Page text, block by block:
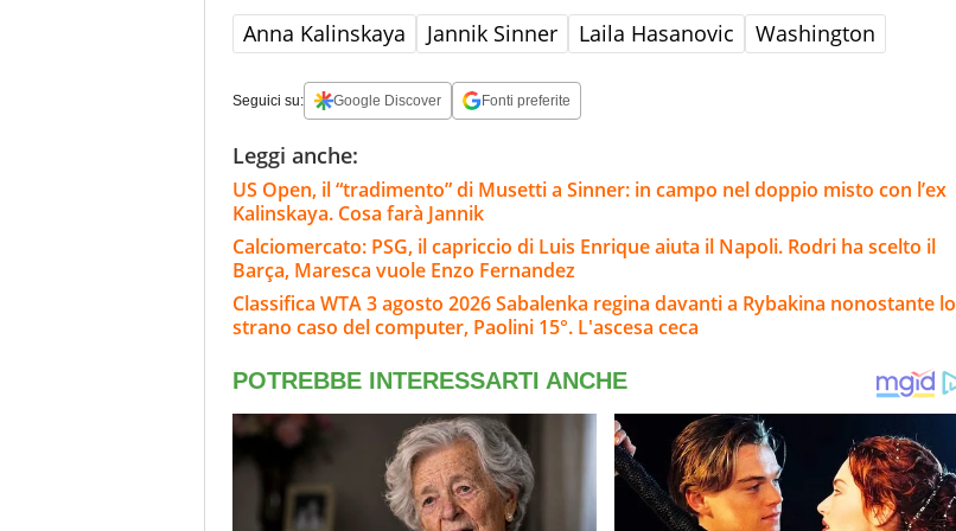
Anna Kalinskaya Jannik Sinner Laila Hasanovic Washington
Seguici su: Google Discover Fonti preferite
Leggi anche:
US Open, il “tradimento” di Musetti a Sinner: in campo nel doppio misto con l’ex
Kalinskaya. Cosa farà Jannik
Calciomercato: PSG, il capriccio di Luis Enrique aiuta il Napoli. Rodri ha scelto il
Barça, Maresca vuole Enzo Fernandez
Classifica WTA 3 agosto 2026 Sabalenka regina davanti a Rybakina nonostante lo
strano caso del computer, Paolini 15°. L'ascesa ceca